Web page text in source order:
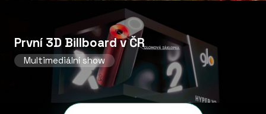
První 3D Billboard v ČR
Multimediální show